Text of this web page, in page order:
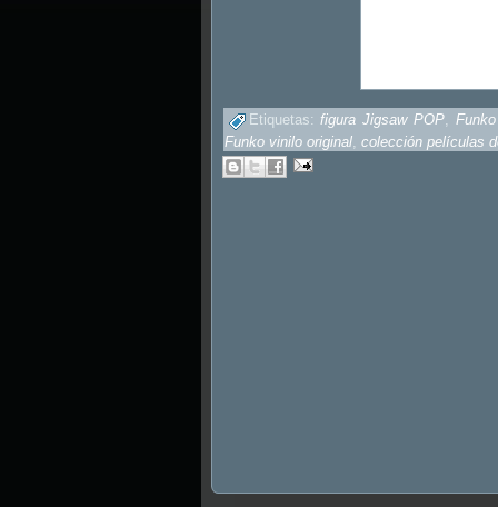
Etiquetas:figura Jigsaw POP,
Funko vinilo original, colección películas